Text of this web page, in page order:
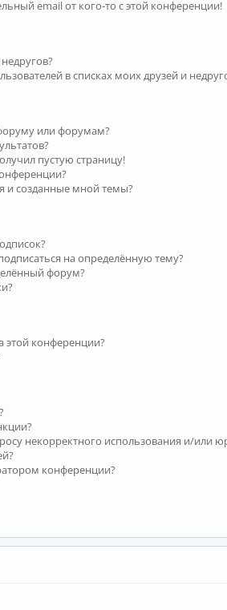
email от кого-то с этой конференции!
в списках моих друзей и
или форумам?
пустую страницу!
и созданные мной темы?
на определённую тему?
форум?
этой конференции?
некорректного использования и/или
конференции?